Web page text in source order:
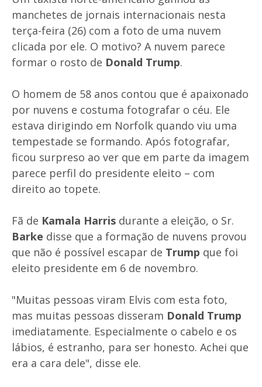
manchetes de jornais internacionais nesta
terça-feira (26) com a foto de uma nuvem
clicada por ele. O motivo? A nuvem parece
formar o rosto de Donald Trump.
O homem de 58 anos contou que é apaixonado
por nuvens e costuma fotografar o céu. Ele
estava dirigindo em Norfolk quando viu uma
tempestade se formando. Após fotografar,
ficou surpreso ao ver que em parte da imagem
parece perfil do presidente eleito – com
direito ao topete.
Fã de Kamala Harris durante a eleição, o Sr.
Barke disse que a formação de nuvens provou
que não é possível escapar de Trump que foi
eleito presidente em 6 de novembro.
"Muitas pessoas viram Elvis com esta foto,
mas muitas pessoas disseram Donald Trump
imediatamente. Especialmente o cabelo e os
lábios, é estranho, para ser honesto. Achei que
era a cara dele", disse ele.